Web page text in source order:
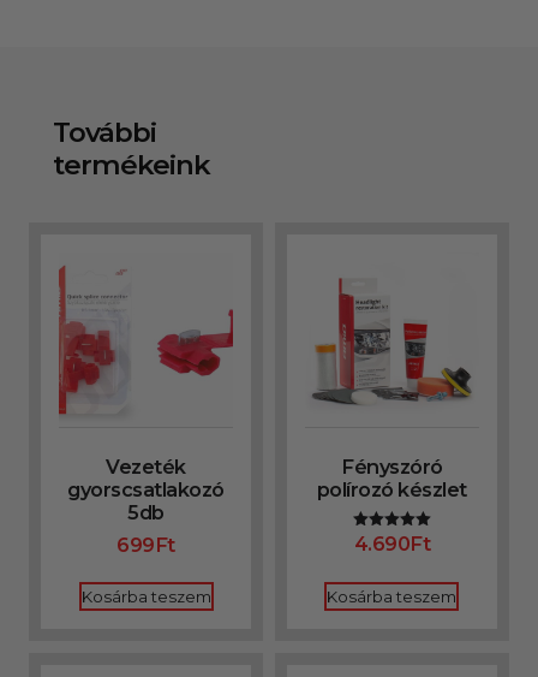
További
termékeink
Vezeték
gyorscsatlakozó
5db
699Ft
Kosárba teszem
Fényszóró
polírozó készlet
Értékelés:
5.00
4.690Ft
Kosárba teszem